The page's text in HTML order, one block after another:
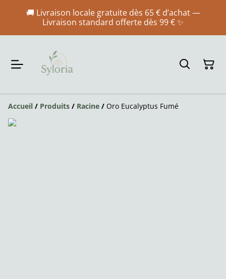
🚚 Livraison locale gratuite dès 65 € d’achat —
Livraison standard offerte dès 99 € ✨
Accueil / Produits / Racine / Oro Eucalyptus Fumé